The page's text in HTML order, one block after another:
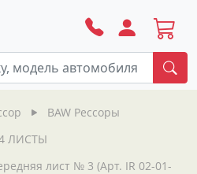
BAW Рессоры
ЛИСТЫ
лист № 3 (Арт. IR 02-01-03)